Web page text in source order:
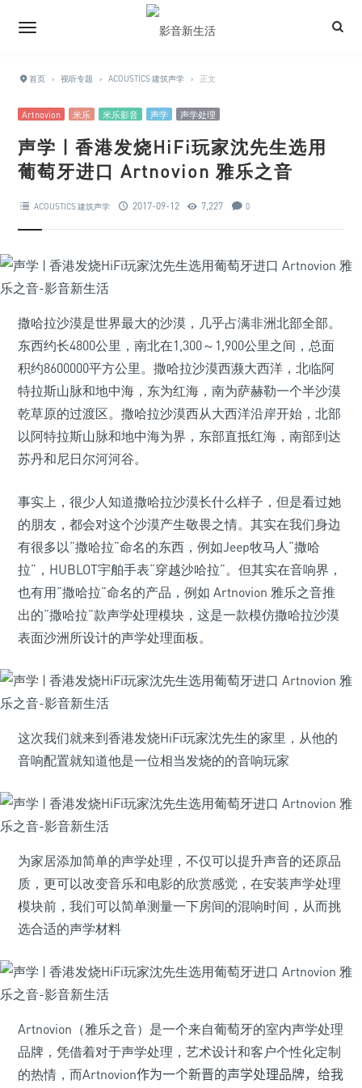
首页 › 视听专题 › ACOUSTICS 建筑声学 › 正文
Artnovion 米乐 米乐影音 声学 声学处理
声学 | 香港发烧HiFi玩家沈先生选用
葡萄牙进口 Artnovion 雅乐之音
ACOUSTICS 建筑声学 2017-09-12 7,227 0
撒哈拉沙漠是世界最大的沙漠，几乎占满非洲北部全部。
东西约长4800公里，南北在1,300～1,900公里之间，总面
积约8600000平方公里。撒哈拉沙漠西濒大西洋，北临阿
特拉斯山脉和地中海，东为红海，南为萨赫勒一个半沙漠
乾草原的过渡区。撒哈拉沙漠西从大西洋沿岸开始，北部
以阿特拉斯山脉和地中海为界，东部直抵红海，南部到达
苏丹和尼日尔河河谷。
事实上，很少人知道撒哈拉沙漠长什么样子，但是看过她
的朋友，都会对这个沙漠产生敬畏之情。其实在我们身边
有很多以“撒哈拉”命名的东西，例如Jeep牧马人“撒哈
拉”，HUBLOT宇舶手表“穿越沙哈拉”。但其实在音响界，
也有用“撒哈拉”命名的产品，例如 Artnovion 雅乐之音推
出的“撒哈拉”款声学处理模块，这是一款模仿撒哈拉沙漠
表面沙洲所设计的声学处理面板。
这次我们就来到香港发烧HiFi玩家沈先生的家里，从他的
音响配置就知道他是一位相当发烧的的音响玩家
为家居添加简单的声学处理，不仅可以提升声音的还原品
质，更可以改变音乐和电影的欣赏感觉，在安装声学处理
模块前，我们可以简单测量一下房间的混响时间，从而挑
选合适的声学材料
Artnovion （雅乐之音）是一个来自葡萄牙的室内声学处理
品牌，凭借着对于声学处理，艺术设计和客户个性化定制
的热情，而Artnovion作为一个新晋的声学处理品牌，给我